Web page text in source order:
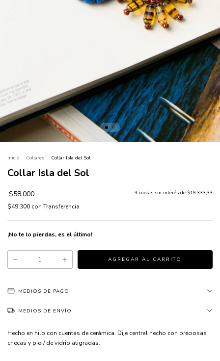
Inicio . Collares . Collar Isla del Sol
Collar Isla del Sol
$58.000 3 cuotas sin interés de $19.333,33
$49.300 con Transferencia
¡No te lo pierdas, es el último!
MEDIOS DE PAGO
MEDIOS DE ENVÍO
Hecho en hilo con cuentas de cerámica. Dije central hecho con preciosas
checas y pie-/ de vidrio atigradas.